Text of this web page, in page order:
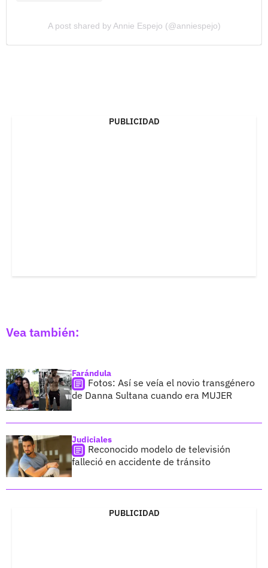
A post shared by Annie Espejo (@anniespejo)
PUBLICIDAD
Vea también:
Farándula
Fotos: Así se veía el novio transgénero
de Danna Sultana cuando era MUJER
Judiciales
Reconocido modelo de televisión
falleció en accidente de tránsito
PUBLICIDAD